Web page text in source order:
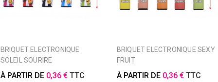
BRIQUET ELECTRONIQUE
SOLEIL SOURIRE
À PARTIR DE 0,36 € TTC
BRIQUET ELECTRONIQUE SEXY
FRUIT
À PARTIR DE 0,36 € TTC